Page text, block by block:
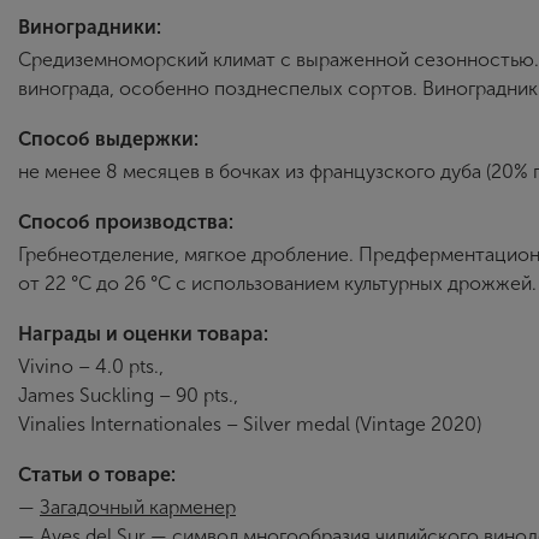
Виноградники:
Средиземноморский климат с выраженной
винограда, особенно позднеспелых сортов.
Способ выдержки:
не менее 8 месяцев в бочках из французского дуба (20%
Способ производства:
Гребнеотделение, мягкое дробление.
от 22 °С до 26 °С с использованием культурных
Награды и оценки товара:
Vivino – 4.0 pts.,
James Suckling – 90 pts.,
Vinalies Internationales – Silver medal (Vintage 2020)
Статьи о товаре:
— Загадочный карменер